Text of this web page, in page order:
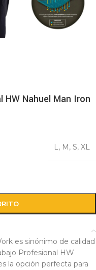
Nahuel Man Iron
L, M , S, XL
es sinónimo de calidad
Profesional HW
la opción perfecta para